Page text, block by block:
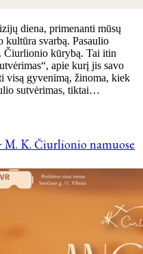
diena, primenanti mūsų
kultūra svarbą. Pasaulio
Čiurlionio kūrybą. Tai itin
apie kurį jis savo
visą gyvenimą, žinoma, kiek
sutvėrimas, tiktai…
K. Čiurlionio namuose